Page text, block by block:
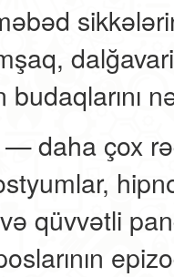
budaqlarını
daha çox
qüvvətli